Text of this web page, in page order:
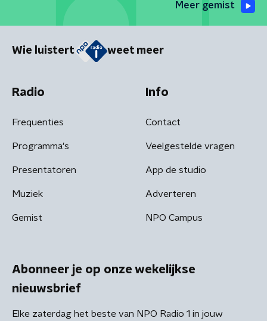
Meer gemist
Wie luistert weet meer
Radio
Frequenties
Programma's
Presentatoren
Muziek
Gemist
Info
Contact
Veelgestelde vragen
App de studio
Adverteren
NPO Campus
Abonneer je op onze wekelijkse
nieuwsbrief
Elke zaterdag het beste van NPO Radio 1 in jouw